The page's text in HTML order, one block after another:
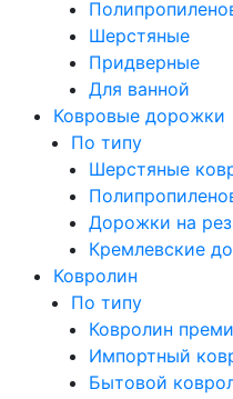
Шерстяные
Придверные
Для ванной
Ковровые дорожки
По типу
Шерстяные
Дорожки на
Кремлевские
Ковролин
По типу
Ковролин
Импортный
Бытовой